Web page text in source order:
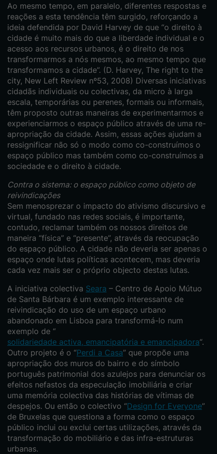
Ao mesmo tempo, em paralelo, diferentes respostas e
reações a esta tendência têm surgido, reforçando a
ideia defendida por David Harvey de que “o direito à
cidade é muito mais do que a liberdade individual e o
acesso aos recursos urbanos, é o direito de nos
transformarmos a nós mesmos, ao mesmo tempo que
transformamos a cidade”. (D. Harvey, The right to the
city, New Left Review nº53, 2008) Diversas iniciativas
cidadãs individuais ou colectivas, da micro à larga
escala, temporárias ou perenes, formais ou informais,
têm proposto outras maneiras de experimentarmos e
experienciarmos o espaço público através de uma re-
apropriação da cidade. Assim, essas ações ajudam a
ressignificar não só o modo como co-construímos o
espaço público mas também como co-construímos a
sociedade e o direito à cidade.
Contra o sistema: o espaço público como objeto de
reivindicações
Sem menosprezar o impacto do ativismo discursivo e
virtual, fundado nas redes sociais, é importante,
contudo, reclamar também os nossos direitos de
maneira “física” e “presente”, através da reocupação
do espaço público. A cidade não deveria ser apenas o
espaço onde lutas políticas acontecem, mas deveria
cada vez mais ser o próprio objecto destas lutas.
A iniciativa colectiva Seara – Centro de Apoio Mútuo
de Santa Bárbara é um exemplo interessante de
reivindicação do uso de um espaço urbano
abandonado em Lisboa para transformá-lo num
exemplo de “
solidariedade activa, emancipatória e emancipadora“.
Outro projeto é o “Perdi a Casa” que propõe uma
apropriação dos muros do bairro e do símbolo
português patrimonial dos azulejos para denunciar os
efeitos nefastos da especulação imobiliária e criar
uma memória colectiva das histórias de vítimas de
despejos. Ou então o colectivo “Design for Everyone”
de Bruxelas que questiona a forma como o espaço
público inclui ou exclui certas utilizações, através da
transformação do mobiliário e das infra-estruturas
urbanas.